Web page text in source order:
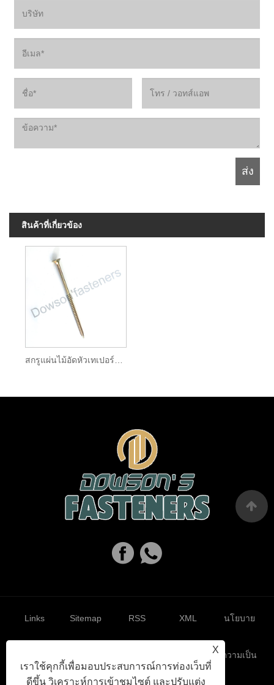
สินค้าที่เกี่ยวข้อง
X
เราใช้คุกกี้เพื่อมอบประสบการณ์การท่องเว็บที่
ดีขึ้น วิเคราะห์การเข้าชมไซต์ และปรับแต่ง
Links Sitemap RSS XML นโยบาย
ความเป็น